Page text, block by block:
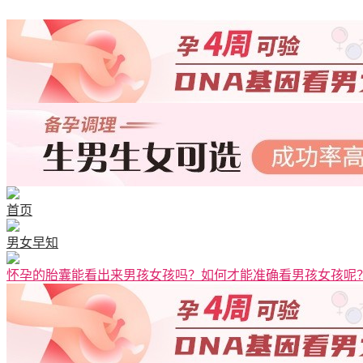
首页
男女早知
怀孕的胎囊能看出来男孩女孩吗？如何才能准确看男孩女孩呢